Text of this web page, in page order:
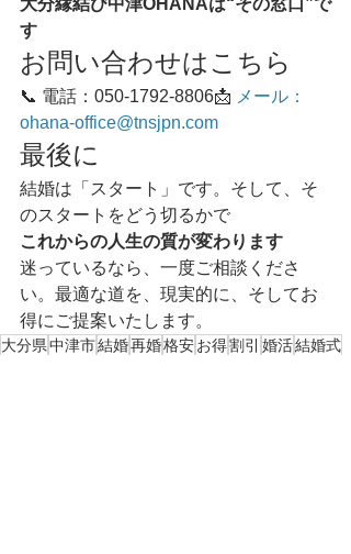
す
お問い合わせはこちら
📞 電話：050-1792-8806📩 メール：
ohana-office@tnsjpn.com
最後に
結婚は「スタート」です。そして、そ
のスタートをどう切るかで
これからの人生の質が変わります
迷っているなら、一度ご相談くださ
い。最適な道を、現実的に、そしてお
得にご提案いたします。
大分県中津市結婚再婚格安お得割引 婚活結婚式